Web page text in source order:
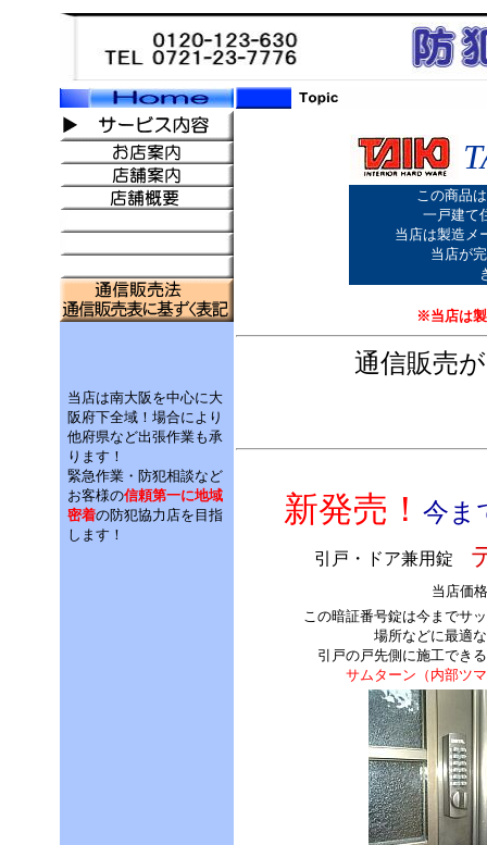
当店は南大阪を中心に大
阪府下全域！場合により
他府県など出張作業も承
ります！
緊急作業・防犯相談など
お客様の信頼第一に地域
密着の防犯協力店を目指
します！
この商品
一戸建て
当店は製造メ
当店が
※当店は
通信販売
新発売！ 今ま
引戸・ドア兼用錠
当店価格
この暗証番号錠は今までサ
場所などに最適
引戸の戸先側に施工でき
サムターン（内部ツ